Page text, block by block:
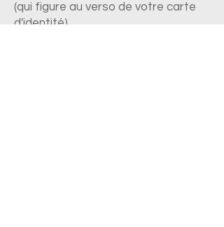
(qui figure au verso de votre carte
d'identité)